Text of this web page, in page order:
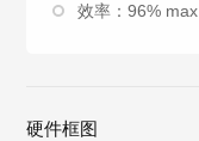
效率：96% max
硬件框图